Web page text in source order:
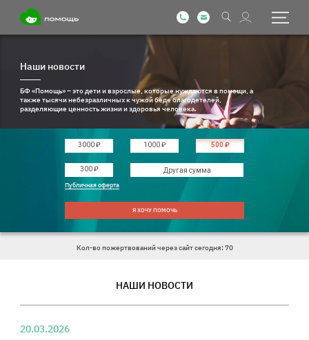
Наши новости
БФ «Помощь» – это дети и взрослые, которые нуждаются в помощи, а
также тысячи небезразличных к чужой беде благодетелей,
разделяющие ценность жизни и здоровья человека.
3000 ₽ 1000 ₽ 500 ₽
300 ₽ Введите другую сумму
Публичная оферта
Я ХОЧУ ПОМОЧЬ
Кол-во пожертвований через сайт сегодня: 70
НАШИ НОВОСТИ
20.03.2026